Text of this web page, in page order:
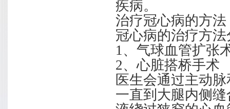
疾病。
治疗冠心病的方法
冠心病的治疗方法
1、气球血管扩张
2、心脏搭桥手术
医生会通过主动
一直到大腿内侧